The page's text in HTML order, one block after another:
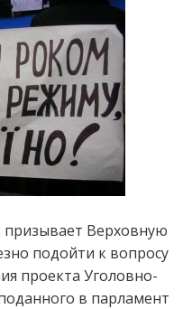
Верховную
подойти к вопросу
проекта Уголовно-
в парламент